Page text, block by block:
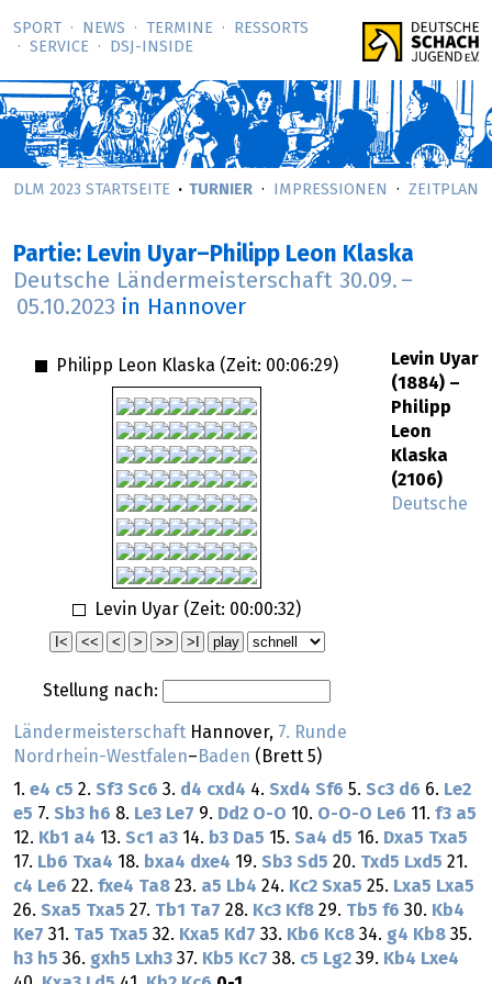
SPORT NEWS TERMINE
RESSORTS
SERVICE
DSJ-­INSIDE
DLM 2023 STARTSEITE TURNIER IMPRESSIONEN ZEITPLAN
Partie: Levin Uyar–Philipp Leon Klaska
Deutsche Ländermeisterschaft 30.09. –
05.10.2023 in Hannover
Philipp Leon Klaska (Zeit: 00:06:29)
Levin Uyar (Zeit: 00:00:32)
Stellung nach:
Levin Uyar
(1884) –
Philipp
Leon
Klaska
(2106)
Deutsche
Ländermeisterschaft Hannover, 7. Runde
Nordrhein-Westfalen– Baden (Brett 5)
1. e4 c5 2. Sf3 Sc6 3. d4 cxd4 4. Sxd4 Sf6 5. Sc3 d6 6. Le2
e5 7. Sb3 h6 8. Le3 Le7 9. Dd2 O-O 10. O-O-O Le6 11. f3 a5
12. Kb1 a4 13. Sc1 a3 14. b3 Da5 15. Sa4 d5 16. Dxa5 Txa5
17. Lb6 Txa4 18. bxa4 dxe4 19. Sb3 Sd5 20. Txd5 Lxd5 21.
c4 Le6 22. fxe4 Ta8 23. a5 Lb4 24. Kc2 Sxa5 25. Lxa5 Lxa5
26. Sxa5 Txa5 27. Tb1 Ta7 28. Kc3 Kf8 29. Tb5 f6 30. Kb4
Ke7 31. Ta5 Txa5 32. Kxa5 Kd7 33. Kb6 Kc8 34. g4 Kb8 35.
h3 h5 36. gxh5 Lxh3 37. Kb5 Kc7 38. c5 Lg2 39. Kb4 Lxe4